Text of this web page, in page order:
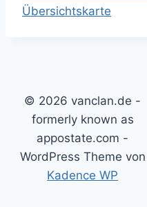
Übersichtskarte
© 2026 vanclan.de -
formerly known as
appostate.com -
WordPress Theme von
Kadence WP